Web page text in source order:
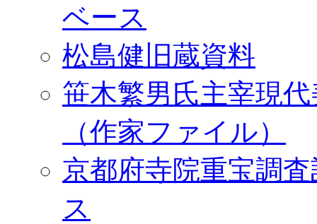
ベース
松島健旧蔵資料
笹木繁男氏主宰現
（作家ファイル）
京都府寺院重宝調
ス